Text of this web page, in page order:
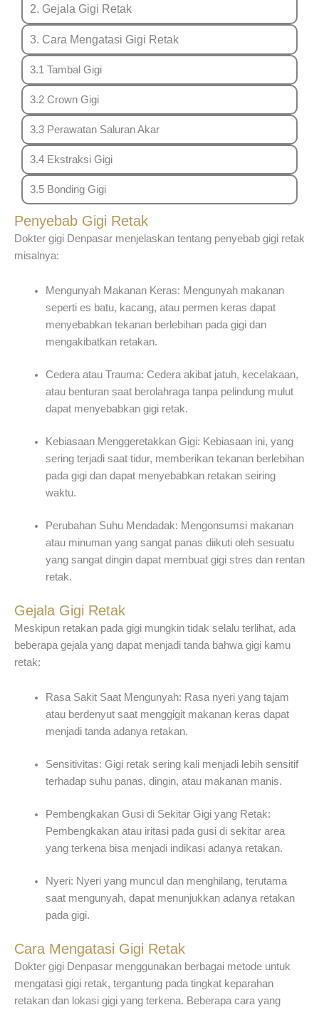
2. Gejala Gigi Retak
3. Cara Mengatasi Gigi Retak
3.1 Tambal Gigi
3.2 Crown Gigi
3.3 Perawatan Saluran Akar
3.4 Ekstraksi Gigi
3.5 Bonding Gigi
Penyebab Gigi Retak
Dokter gigi Denpasar menjelaskan tentang penyebab gigi retak
misalnya:
Mengunyah Makanan Keras: Mengunyah makanan
seperti es batu, kacang, atau permen keras dapat
menyebabkan tekanan berlebihan pada gigi dan
mengakibatkan retakan.
Cedera atau Trauma: Cedera akibat jatuh, kecelakaan,
atau benturan saat berolahraga tanpa pelindung mulut
dapat menyebabkan gigi retak.
Kebiasaan Menggeretakkan Gigi: Kebiasaan ini, yang
sering terjadi saat tidur, memberikan tekanan berlebihan
pada gigi dan dapat menyebabkan retakan seiring
waktu.
Perubahan Suhu Mendadak: Mengonsumsi makanan
atau minuman yang sangat panas diikuti oleh sesuatu
yang sangat dingin dapat membuat gigi stres dan rentan
retak.
Gejala Gigi Retak
Meskipun retakan pada gigi mungkin tidak selalu terlihat, ada
beberapa gejala yang dapat menjadi tanda bahwa gigi kamu
retak:
Rasa Sakit Saat Mengunyah: Rasa nyeri yang tajam
atau berdenyut saat menggigit makanan keras dapat
menjadi tanda adanya retakan.
Sensitivitas: Gigi retak sering kali menjadi lebih sensitif
terhadap suhu panas, dingin, atau makanan manis.
Pembengkakan Gusi di Sekitar Gigi yang Retak:
Pembengkakan atau iritasi pada gusi di sekitar area
yang terkena bisa menjadi indikasi adanya retakan.
Nyeri: Nyeri yang muncul dan menghilang, terutama
saat mengunyah, dapat menunjukkan adanya retakan
pada gigi.
Cara Mengatasi Gigi Retak
Dokter gigi Denpasar menggunakan berbagai metode untuk
mengatasi gigi retak, tergantung pada tingkat keparahan
retakan dan lokasi gigi yang terkena. Beberapa cara yang